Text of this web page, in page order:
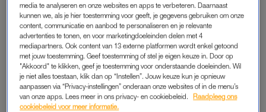
Krijg onbeperkt toegang tot alle
artikelen
Lees LINDA.magazine online
Geniet van te gekke winacties en
lekkere puzzels
media te analyseren en onze websites en apps te verbeteren. Daarnaast
kunnen we, als je hier toestemming voor geeft, je gegevens gebruiken om onze
content, communicatie en aanbod te personaliseren en je relevante
advertenties te tonen, en voor marketingdoeleinden delen met 4
mediapartners. Ook content van 13 externe platformen wordt enkel getoond
met jouw toestemming. Geef toestemming of stel je eigen keuze in. Door op
"Akkoord" te klikken, geef je toestemming voor onderstaande doeleinden. Wil
je niet alles toestaan, klik dan op “Instellen”. Jouw keuze kun je opnieuw
aanpassen via “Privacy-instellingen” onderaan onze websites of in de menu’s
van onze apps. Lees meer in ons privacy- en cookiebeleid.
Raadpleeg ons
cookiebeleid voor meer informatie.